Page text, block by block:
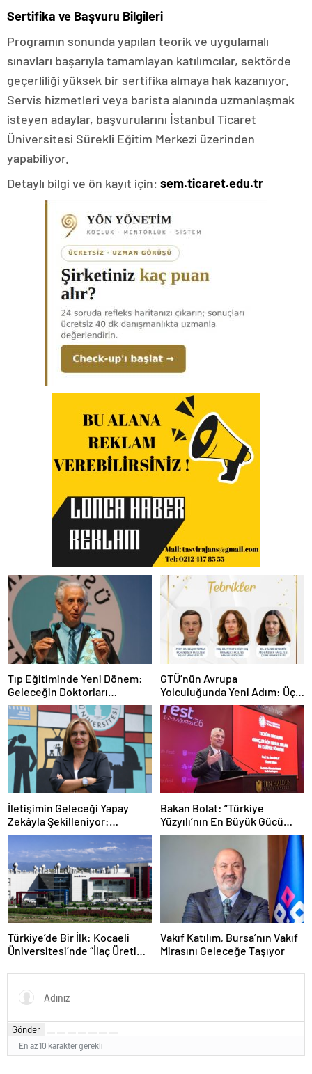
Sertifika ve Başvuru Bilgileri
Programın sonunda yapılan teorik ve uygulamalı
sınavları başarıyla tamamlayan katılımcılar, sektörde
geçerliliği yüksek bir sertifika almaya hak kazanıyor.
Servis hizmetleri veya barista alanında uzmanlaşmak
isteyen adaylar, başvurularını İstanbul Ticaret
Üniversitesi Sürekli Eğitim Merkezi üzerinden
yapabiliyor.
Detaylı bilgi ve ön kayıt için: sem.ticaret.edu.tr
Tıp Eğitiminde Yeni Dönem:
Geleceğin Doktorları
Teknolojiyi de Bilecek
GTÜ’nün Avrupa
Yolculuğunda Yeni Adım: Üç
Proje, Üç Stratejik Hedef
İletişimin Geleceği Yapay
Zekâyla Şekilleniyor:
“Başarının Anahtarı İnsan
Dokunuşu”
Bakan Bolat: “Türkiye
Yüzyılı’nın En Büyük Gücü
Bilgiyle Donanmış
Gençlerimizdir”
Türkiye’de Bir İlk: Kocaeli
Üniversitesi’nde “İlaç Üretim
Vakıf Katılım, Bursa’nın Vakıf
Mirasını Geleceğe Taşıyor
Gönder
En az 10 karakter gerekli